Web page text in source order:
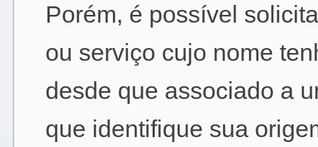
Porém, é possível
ou serviço cujo nome
desde que associado a
que identifique sua